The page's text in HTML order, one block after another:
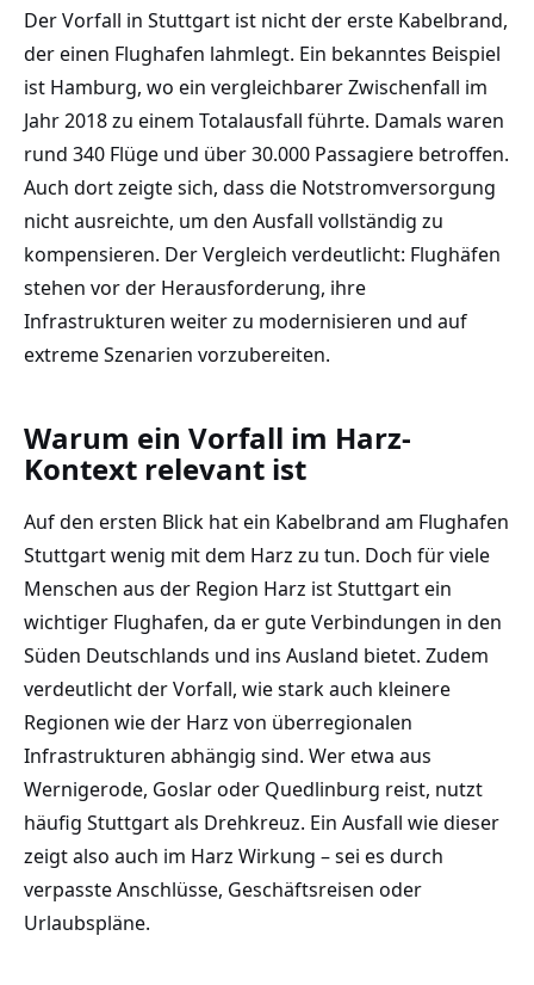
Der Vorfall in Stuttgart ist nicht der erste Kabelbrand,
der einen Flughafen lahmlegt. Ein bekanntes Beispiel
ist Hamburg, wo ein vergleichbarer Zwischenfall im
Jahr 2018 zu einem Totalausfall führte. Damals waren
rund 340 Flüge und über 30.000 Passagiere betroffen.
Auch dort zeigte sich, dass die Notstromversorgung
nicht ausreichte, um den Ausfall vollständig zu
kompensieren. Der Vergleich verdeutlicht: Flughäfen
stehen vor der Herausforderung, ihre
Infrastrukturen weiter zu modernisieren und auf
extreme Szenarien vorzubereiten.
Warum ein Vorfall im Harz-
Kontext relevant ist
Auf den ersten Blick hat ein Kabelbrand am Flughafen
Stuttgart wenig mit dem Harz zu tun. Doch für viele
Menschen aus der Region Harz ist Stuttgart ein
wichtiger Flughafen, da er gute Verbindungen in den
Süden Deutschlands und ins Ausland bietet. Zudem
verdeutlicht der Vorfall, wie stark auch kleinere
Regionen wie der Harz von überregionalen
Infrastrukturen abhängig sind. Wer etwa aus
Wernigerode, Goslar oder Quedlinburg reist, nutzt
häufig Stuttgart als Drehkreuz. Ein Ausfall wie dieser
zeigt also auch im Harz Wirkung – sei es durch
verpasste Anschlüsse, Geschäftsreisen oder
Urlaubspläne.